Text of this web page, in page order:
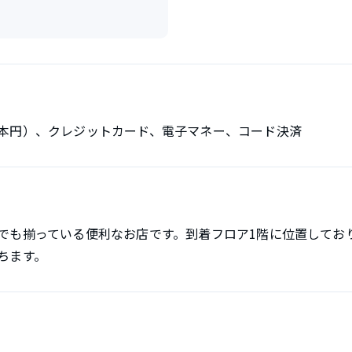
円）、クレジットカード、電子マネー、コード決済
も揃っている便利なお店です。到着フロア1階に位置して
す。